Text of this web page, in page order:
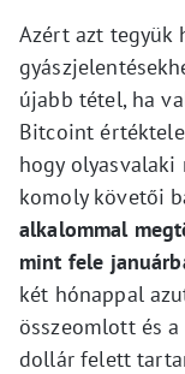
Azért azt tegyük
újabb tétel, ha
Bitcoint
hogy
komoly követői
alkalommal
mint fele
két hónappal
összeomlott és
dollár felett